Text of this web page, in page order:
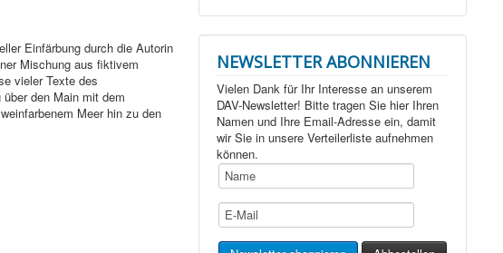
Einfärbung durch die Autorin
Mischung aus fiktivem
vieler Texte des
den Main mit dem
Meer hin zu den
NEWSLETTER ABONNIEREN
Vielen Dank für Ihr Interesse an unserem
DAV-Newsletter! Bitte tragen Sie hier Ihren
Namen und Ihre Email-Adresse ein, damit
wir Sie in unsere Verteilerliste aufnehmen
können.